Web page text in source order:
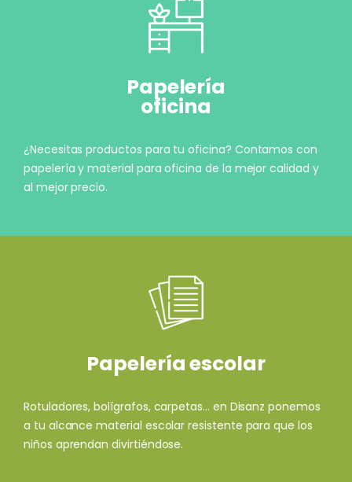
Papelería
oficina
¿Necesitas productos para tu oficina? Contamos con
papelería y material para oficina de la mejor calidad y
al mejor precio.
Papelería escolar
Rotuladores, bolígrafos, carpetas... en Disanz ponemos
a tu alcance material escolar resistente para que los
niños aprendan divirtiéndose.